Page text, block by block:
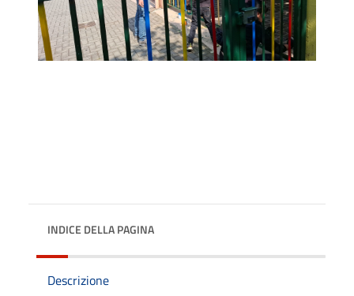
INDICE DELLA PAGINA
Descrizione